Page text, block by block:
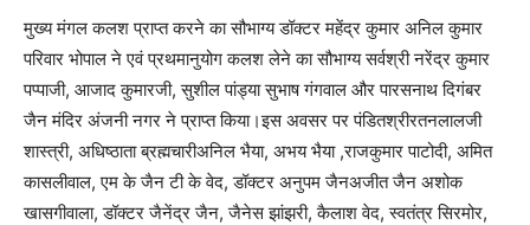
मुख्य मंगल कलश प्राप्त करने का सौभाग्य डॉक्टर महेंद्र कुमार अनिल कुमार
परिवार भोपाल ने एवं प्रथमानुयोग कलश लेने का सौभाग्य सर्वश्री नरेंद्र कुमार
पप्पाजी, आजाद कुमारजी, सुशील पांड्या सुभाष गंगवाल और पारसनाथ दिगंबर
जैन मंदिर अंजनी नगर ने प्राप्त किया।इस अवसर पर पंडितश्रीरतनलालजी
शास्त्री, अधिष्ठाता ब्रह्मचारीअनिल भैया, अभय भैया ,राजकुमार पाटोदी, अमित
कासलीवाल, एम के जैन टी के वेद, डॉक्टर अनुपम जैनअजीत जैन अशोक
खासगीवाला, डॉक्टर जैनेंद्र जैन, जैनेस झांझरी, कैलाश वेद, स्वतंत्र सिरमोर,